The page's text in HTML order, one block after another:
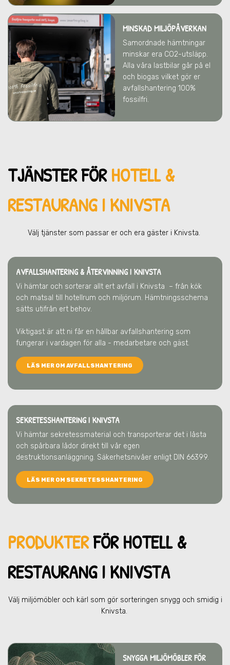
MINSKAD MILJÖPÅVERKAN
Samordnade hämtningar
minskar era CO2-utsläpp.
Alla våra lastbilar går på el
och biogas vilket gör er
avfallshantering 100%
fossilfri.
TJÄNSTER FÖRHOTELL &
RESTAURANG I KNIVSTA
Välj tjänster som passar er och era gäster i Knivsta.
AVFALLSHANTERING & ÅTERVINNINGI KNIVSTA
Vi hämtar och sorterar allt ert avfall i Knivsta – från kök
och matsal till hotellrum och miljörum. Hämtningsschema
sätts utifrån ert behov.
Viktigast är att ni får en hållbar avfallshantering som
fungerar i vardagen för alla - medarbetare och gäst.
LÄS MER OM AVFALLSHANTERING
SEKRETESSHANTERING I KNIVSTA
Vi hämtar sekretessmaterial och transporterar det i låsta
och spårbara lådor direkt till vår egen
destruktionsanläggning. Säkerhetsnivåer enligt DIN 66399.
LÄS MER OM SEKRETESSHANTERING
PRODUKTERFÖR HOTELL &
RESTAURANG I KNIVSTA
Välj miljömöbler och kärl som gör sorteringen snygg och smidig i
Knivsta.
SNYGGA MILJÖMÖBLER FÖR